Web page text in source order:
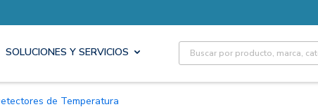
SOLUCIONES Y SERVICIOS Site Search
Detectores de Temperatura